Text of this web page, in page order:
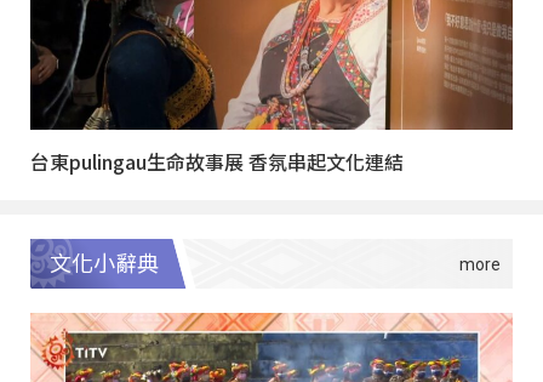
台東pulingau生命故事展 香氛串起文化連結
文化小辭典